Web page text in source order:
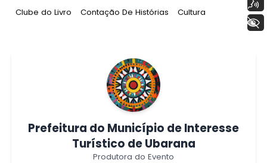
Tag:
Clube do Livro Tag:
Contação De Histórias Tag:
Cultura
Prefeitura do Município de Interesse
Turístico de Ubarana
Produtora do Evento